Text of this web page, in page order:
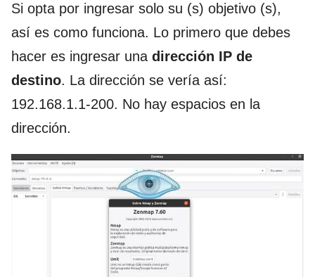
Si opta por ingresar solo su (s) objetivo (s),
así es como funciona. Lo primero que debes
hacer es ingresar una dirección IP de
destino. La dirección se vería así:
192.168.1.1-200. No hay espacios en la
dirección.